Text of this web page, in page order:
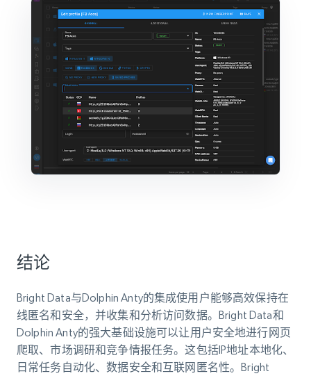
结论
Bright Data与Dolphin Anty的集成使用户能够高效保持在
线匿名和安全，并收集和分析访问数据。Bright Data和
Dolphin Anty的强大基础设施可以让用户安全地进行网页
爬取、市场调研和竞争情报任务。这包括IP地址本地化、
日常任务自动化、数据安全和互联网匿名性。Bright